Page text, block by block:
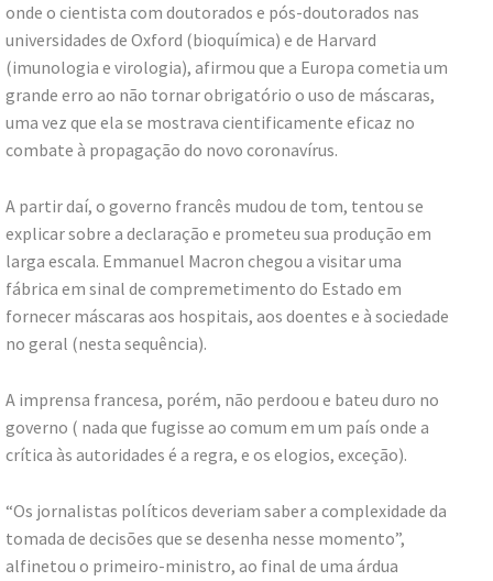
onde o cientista com doutorados e pós-doutorados nas
universidades de Oxford (bioquímica) e de Harvard
(imunologia e virologia), afirmou que a Europa cometia um
grande erro ao não tornar obrigatório o uso de máscaras,
uma vez que ela se mostrava cientificamente eficaz no
combate à propagação do novo coronavírus.
A partir daí, o governo francês mudou de tom, tentou se
explicar sobre a declaração e prometeu sua produção em
larga escala. Emmanuel Macron chegou a visitar uma
fábrica em sinal de compremetimento do Estado em
fornecer máscaras aos hospitais, aos doentes e à sociedade
no geral (nesta sequência).
A imprensa francesa, porém, não perdoou e bateu duro no
governo ( nada que fugisse ao comum em um país onde a
crítica às autoridades é a regra, e os elogios, exceção).
“Os jornalistas políticos deveriam saber a complexidade da
tomada de decisões que se desenha nesse momento”,
alfinetou o primeiro-ministro, ao final de uma árdua